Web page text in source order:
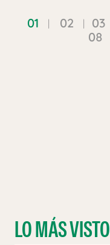
01 02 03
08
LO MÁS VISTO